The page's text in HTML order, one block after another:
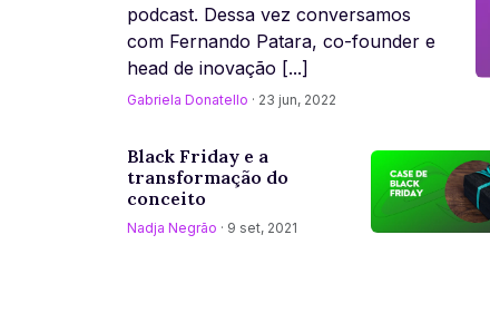
podcast. Dessa vez conversamos
com Fernando Patara, co-founder e
head de inovação [...]
Gabriela Donatello · 23 jun, 2022
Black Friday e a
transformação do
conceito
Nadja Negrão · 9 set, 2021